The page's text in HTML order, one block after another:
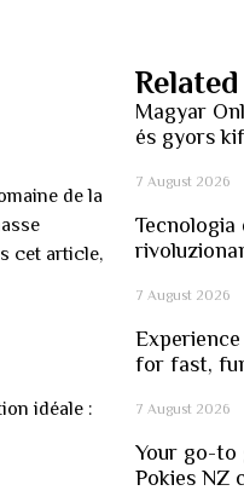
Magyar
és gyors
7 August 2026
7 August 2026
for fast,
7 August 2026
Your go-to
Pokies NZ
de la
cet article,
idéale :